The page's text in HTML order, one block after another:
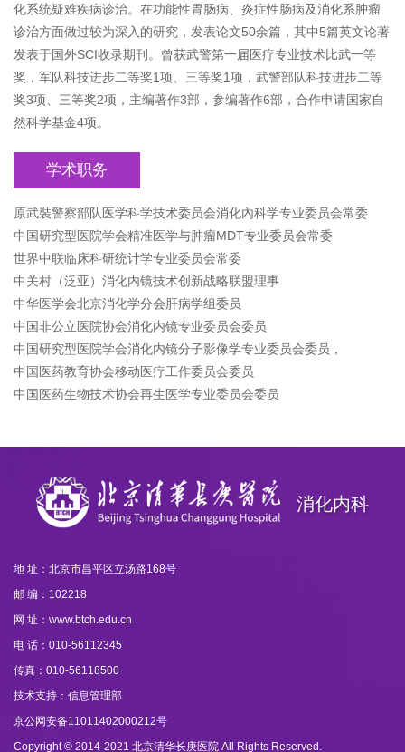
化系统疑难疾病诊治。在功能性胃肠病、炎症性肠病及消化系肿瘤
诊治方面做过较为深入的研究，发表论文50余篇，其中5篇英文论著
发表于国外SCI收录期刊。曾获武警第一届医疗专业技术比武一等
奖，军队科技进步二等奖1项、三等奖1项，武警部队科技进步二等
奖3项、三等奖2项，主编著作3部，参编著作6部，合作申请国家自
然科学基金4项。
学术职务
原武裝警察部队医学科学技术委员会消化內科学专业委员会常委
中国研究型医院学会精准医学与肿瘤MDT专业委员会常委
世界中联临床科研统计学专业委员会常委
中关村（泛亚）消化内镜技术创新战略联盟理事
中华医学会北京消化学分会肝病学组委员
中国非公立医院协会消化内镜专业委员会委员
中国研究型医院学会消化内镜分子影像学专业委员会委员，
中国医药教育协会移动医疗工作委员会委员
中国医药生物技术协会再生医学专业委员会委员
消化内科
地 址：北京市昌平区立汤路168号
邮 编：102218
网 址：www.btch.edu.cn
电 话：010-56112345
传真：010-56118500
技术支持：信息管理部
京公网安备11011402000212号
Copyright © 2014-2021 北京清华长庚医院 All Rights Reserved.